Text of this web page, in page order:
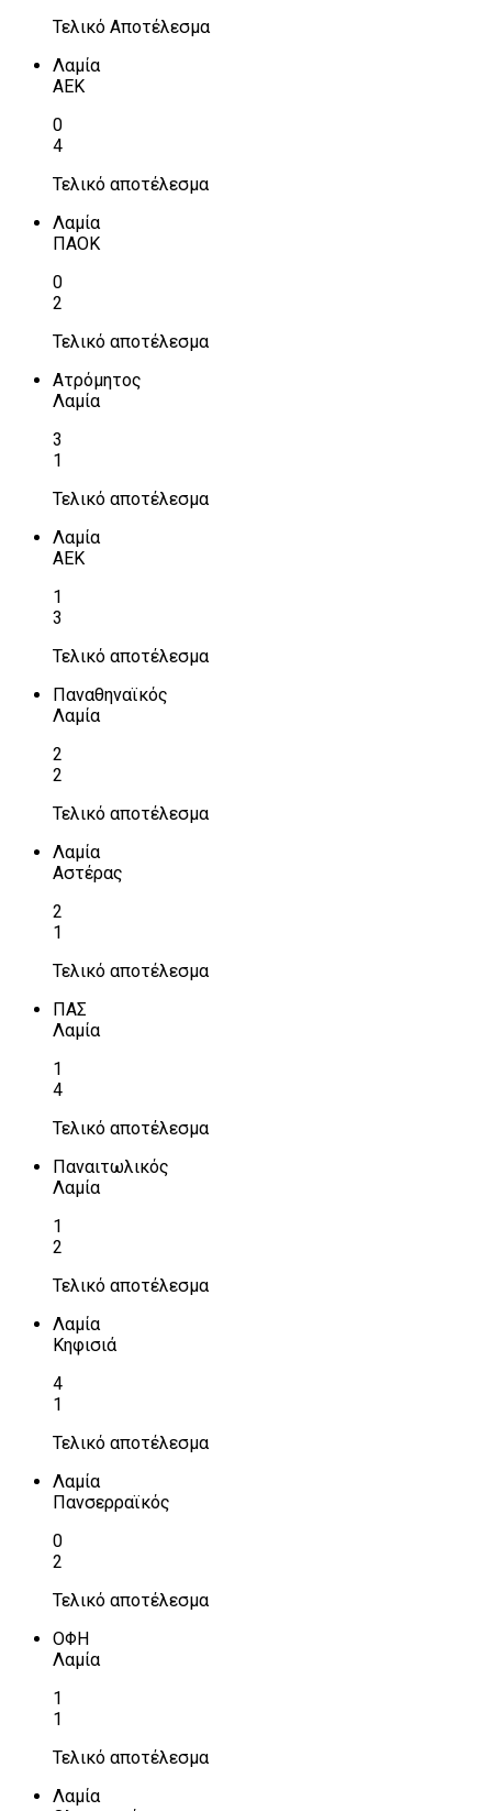
Τελικό Αποτέλεσμα
Λαμία
ΑΕΚ
0
4
Τελικό αποτέλεσμα
Λαμία
ΠΑΟΚ
0
2
Τελικό αποτέλεσμα
Ατρόμητος
Λαμία
3
1
Τελικό αποτέλεσμα
Λαμία
ΑΕΚ
1
3
Τελικό αποτέλεσμα
Παναθηναϊκός
Λαμία
2
2
Τελικό αποτέλεσμα
Λαμία
Αστέρας
2
1
Τελικό αποτέλεσμα
ΠΑΣ
Λαμία
1
4
Τελικό αποτέλεσμα
Παναιτωλικός
Λαμία
1
2
Τελικό αποτέλεσμα
Λαμία
Κηφισιά
4
1
Τελικό αποτέλεσμα
Λαμία
Πανσερραϊκός
0
2
Τελικό αποτέλεσμα
ΟΦΗ
Λαμία
1
1
Τελικό αποτέλεσμα
Λαμία